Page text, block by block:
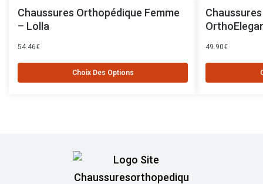
Chaussures Orthopédique Femme
– Lolla
54.46€
Choix Des Options
49.90€